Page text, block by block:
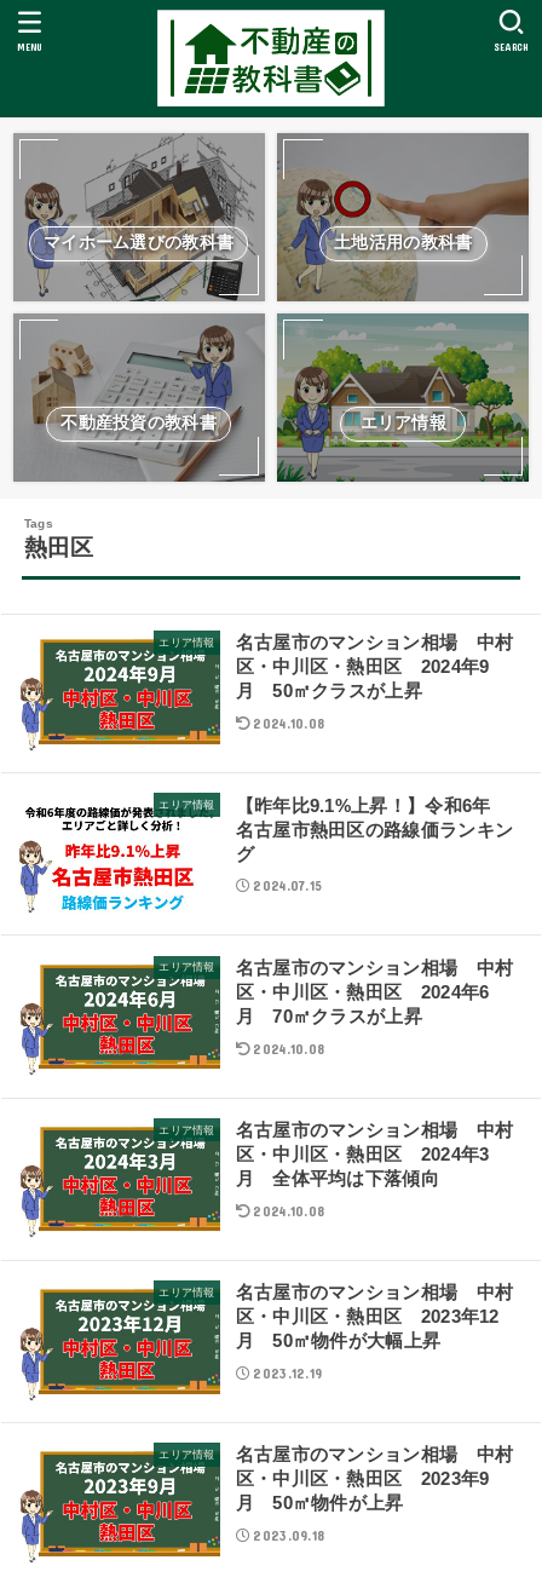
SEARCH
MENU
マイホーム選びの教科書 土地活用の教科書
不動産投資の教科書 エリア情報
熱田区
エリア情報
名古屋市のマンション相場 中村
区・中川区・熱田区 2024年9
月 50㎡クラスが上昇
2024.10.08
エリア情報
【昨年比9.1%上昇！】令和6年
名古屋市熱田区の路線価ランキン
グ
2024.07.15
エリア情報
名古屋市のマンション相場 中村
区・中川区・熱田区 2024年6
月 70㎡クラスが上昇
2024.10.08
エリア情報
名古屋市のマンション相場 中村
区・中川区・熱田区 2024年3
月 全体平均は下落傾向
2024.10.08
エリア情報
名古屋市のマンション相場 中村
区・中川区・熱田区 2023年12
月 50㎡物件が大幅上昇
2023.12.19
エリア情報
名古屋市のマンション相場 中村
区・中川区・熱田区 2023年9
月 50㎡物件が上昇
2023.09.18